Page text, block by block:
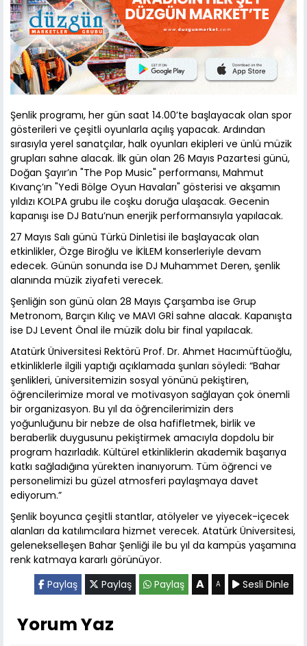
Şenlik programı, her gün saat 14.00’te başlayacak olan spor
gösterileri ve çeşitli oyunlarla açılış yapacak. Ardından
sırasıyla yerel sanatçılar, halk oyunları ekipleri ve ünlü müzik
grupları sahne alacak. İlk gün olan 26 Mayıs Pazartesi günü,
Doğan Şayır’ın "The Pop Music" performansı, Mahmut
Kıvanç’ın "Yedi Bölge Oyun Havaları" gösterisi ve akşamın
yıldızı KOLPA grubu ile coşku doruğa ulaşacak. Gecenin
kapanışı ise DJ Batu’nun enerjik performansıyla yapılacak.
27 Mayıs Salı günü Türkü Dinletisi ile başlayacak olan
etkinlikler, Özge Biroğlu ve İKİLEM konserleriyle devam
edecek. Günün sonunda ise DJ Muhammet Deren, şenlik
alanında müzik ziyafeti verecek.
Şenliğin son günü olan 28 Mayıs Çarşamba ise Grup
Metronom, Barçın Kılıç ve MAVI GRİ sahne alacak. Kapanışta
ise DJ Levent Önal ile müzik dolu bir final yapılacak.
Atatürk Üniversitesi Rektörü Prof. Dr. Ahmet Hacımüftüoğlu,
etkinliklerle ilgili yaptığı açıklamada şunları söyledi: “Bahar
şenlikleri, üniversitemizin sosyal yönünü pekiştiren,
öğrencilerimize moral ve motivasyon sağlayan çok önemli
bir organizasyon. Bu yıl da öğrencilerimizin ders
yoğunluğunu bir nebze de olsa hafifletmek, birlik ve
beraberlik duygusunu pekiştirmek amacıyla dopdolu bir
program hazırladık. Kültürel etkinliklerin akademik başarıya
katkı sağladığına yürekten inanıyorum. Tüm öğrenci ve
personelimizi bu güzel atmosferi paylaşmaya davet
ediyorum.”
Şenlik boyunca çeşitli stantlar, atölyeler ve yiyecek-içecek
alanları da katılımcılara hizmet verecek. Atatürk Üniversitesi,
gelenekselleşen Bahar Şenliği ile bu yıl da kampüs yaşamına
renk katmaya kararlı görünüyor.
Paylaş
Paylaş Paylaş A A Sesli Dinle
Yorum Yaz